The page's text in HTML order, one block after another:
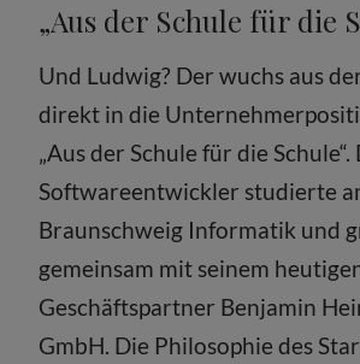
„Aus der Schule für die
Und Ludwig? Der wuchs aus
direkt in die
„Aus der Schule für die Schule“.
Softwareentwickler studierte
Braunschweig Informatik und
gemeinsam mit seinem
Geschäftspartner Benjamin
GmbH. Die Philosophie des